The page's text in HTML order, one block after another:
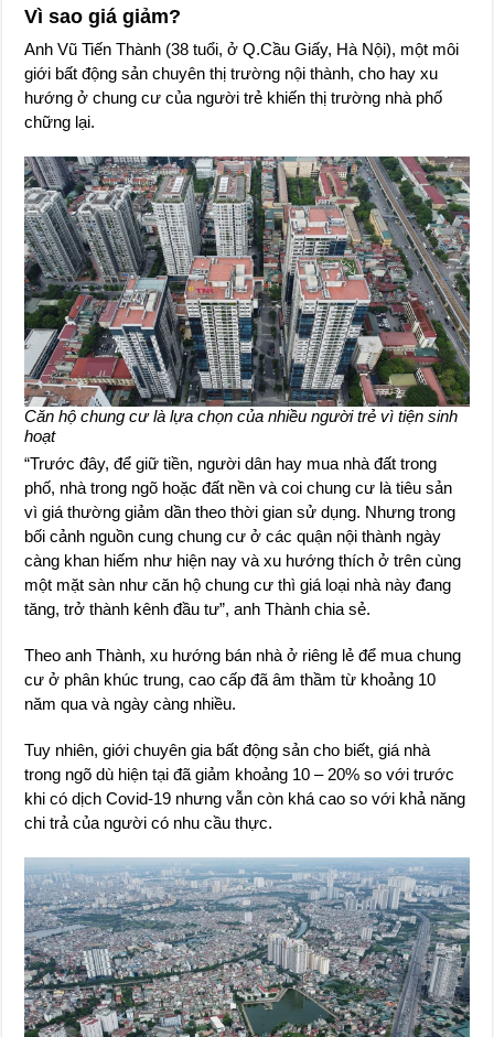
Vì sao giá giảm?
Anh Vũ Tiến Thành (38 tuổi, ở Q.Cầu Giấy, Hà Nội), một môi
giới bất động sản chuyên thị trường nội thành, cho hay xu
hướng ở chung cư của người trẻ khiến thị trường nhà phố
chững lại.
Căn hộ chung cư là lựa chọn của nhiều người trẻ vì tiện sinh
hoạt
“Trước đây, để giữ tiền, người dân hay mua nhà đất trong
phố, nhà trong ngõ hoặc đất nền và coi chung cư là tiêu sản
vì giá thường giảm dần theo thời gian sử dụng. Nhưng trong
bối cảnh nguồn cung chung cư ở các quận nội thành ngày
càng khan hiếm như hiện nay và xu hướng thích ở trên cùng
một mặt sàn như căn hộ chung cư thì giá loại nhà này đang
tăng, trở thành kênh đầu tư”, anh Thành chia sẻ.
Theo anh Thành, xu hướng bán nhà ở riêng lẻ để mua chung
cư ở phân khúc trung, cao cấp đã âm thầm từ khoảng 10
năm qua và ngày càng nhiều.
Tuy nhiên, giới chuyên gia bất động sản cho biết, giá nhà
trong ngõ dù hiện tại đã giảm khoảng 10 – 20% so với trước
khi có dịch Covid-19 nhưng vẫn còn khá cao so với khả năng
chi trả của người có nhu cầu thực.